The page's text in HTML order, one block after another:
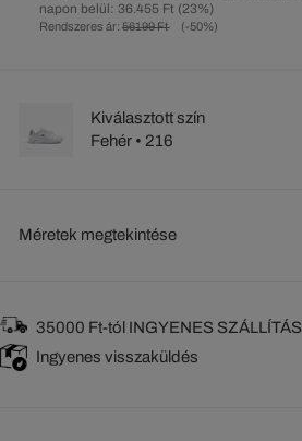
Rendszeres ár: 56199 Ft (-50%)
napon belül: 36.455 Ft (23%)
Kiválasztott szín
Fehér • 216
Méretek megtekintése
35000 Ft-tól INGYENES SZÁLLÍTÁS
Ingyenes visszaküldés